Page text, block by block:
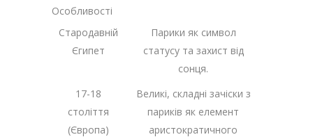
Особливості
Стародавній
Єгипет
Парики як символ
статусу та захист від
сонця.
17-18
століття
(Європа)
Великі, складні зачіски з
париків як елемент
аристократичного